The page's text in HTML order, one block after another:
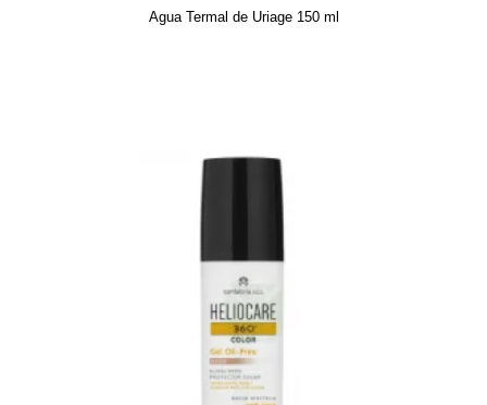
Agua Termal de Uriage 150 ml